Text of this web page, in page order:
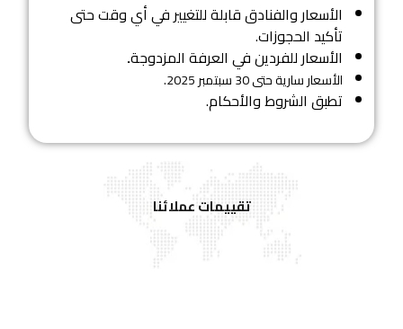
الأسعار والفنادق قابلة للتغيير في أي وقت حتى
تأكيد الحجوزات.
الأسعار للفردين في العرفة المزدوجة.
الأسعار سارية حتى 30 سبتمبر 2025.
تطبق الشروط والأحكام.
تقييمات عملائنا